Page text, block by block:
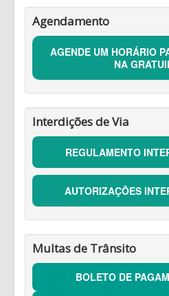
Agendamento
AGENDE UM HORÁRIO
NA
Interdições de Via
REGULAMENTO
AUTORIZAÇÕES
Multas de Trânsito
BOLETO DE